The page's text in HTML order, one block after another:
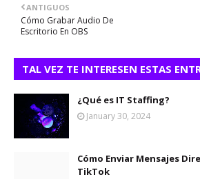
ANTIGUOS
Cómo Grabar Audio De
Escritorio En OBS
TAL VEZ TE INTERESEN ESTAS
¿Qué es IT Staffing?
January 30, 2024
Cómo Enviar Mensajes
TikTok